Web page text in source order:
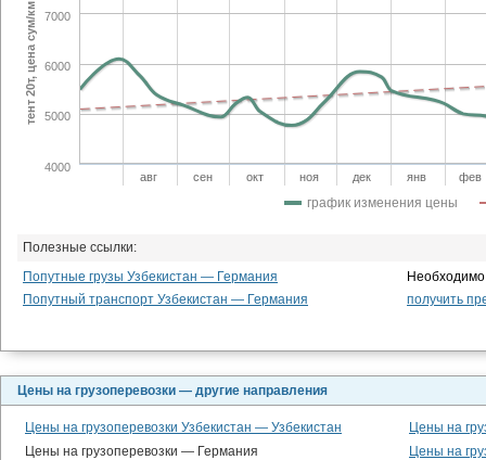
график изменения цены
авг сен окт ноя дек янв фев
4000
5000
6000
7000
тент 20т, цена сум/км
Полезные ссылки:
Попутные грузы Узбекистан — Германия
Попутный транспорт Узбекистан — Германия
получить
Цены на грузоперевозки — другие направления
Цены на грузоперевозки Узбекистан — Узбекистан
Цены на
Цены на грузоперевозки — Германия
Цены на